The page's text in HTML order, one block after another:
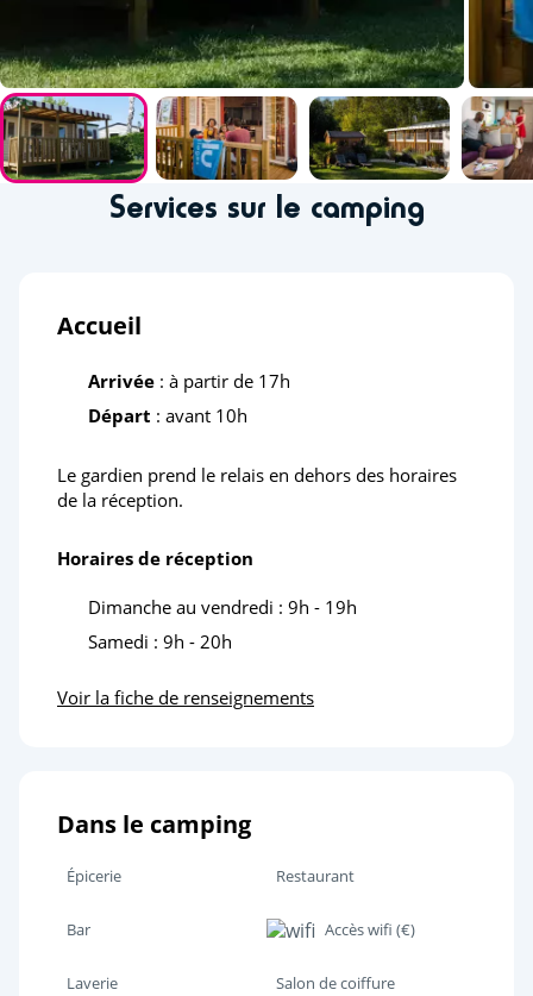
Services sur le camping
Accueil
Arrivée : à partir de 17h
Départ : avant 10h
Le gardien prend le relais en dehors des horaires
de la réception.
Horaires de réception
Dimanche au vendredi : 9h - 19h
Samedi : 9h - 20h
Voir la fiche de renseignements
Dans le camping
Épicerie Restaurant
Bar Accès wifi (€)
Laverie Salon de coiffure